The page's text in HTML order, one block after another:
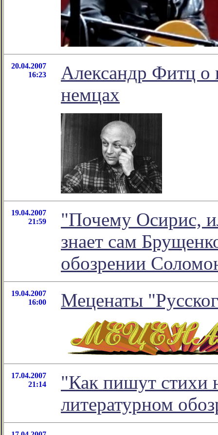
20.04.2007
16:23
Александр Фитц о
немцах
19.04.2007
21:59
"Почему Осирис,
знает сам
обозрении
19.04.2007
16:00
Меценаты
17.04.2007
21:14
"Как пишут стихи
литературном